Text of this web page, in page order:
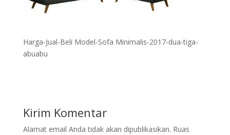
Harga-Jual-Beli Model-Sofa Minimalis-2017-dua-tiga-
abuabu
Kirim Komentar
Alamat email Anda tidak akan dipublikasikan. Ruas